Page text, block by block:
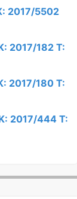
2017/5502
2017/182 T:
2017/180 T:
2017/444 T: